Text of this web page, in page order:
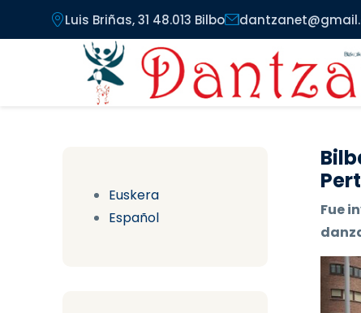
Pasar al contenido principal
Luis Briñas, 31 48.013 Bilbo
Euskera
Español
Fue